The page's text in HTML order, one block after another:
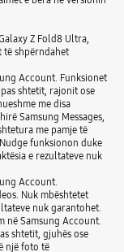
Z Fold8 Ultra,
të shpërndahet
Account. Funksionet
shtetit, rajonit ose
me disa
Samsung Messages,
me pamje të
funksionon duke
e rezultateve nuk
Account.
Nuk mbështetet
nuk garantohet.
Samsung Account.
shtetit, gjuhës ose
një foto të